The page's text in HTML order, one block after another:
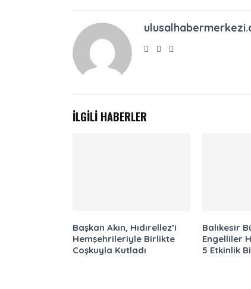
İLGİLİ HABERLER
Başkan Akın, Hıdırellez’i
Hemşehrileriyle Birlikte
Coşkuyla Kutladı
Balıkesir
Engelliler
5 Etkinlik